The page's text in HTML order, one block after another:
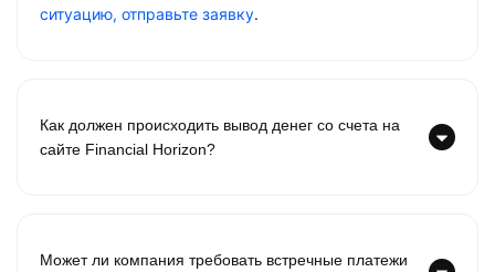
ситуацию, отправьте заявку.
Как должен происходить вывод денег со счета на
сайте Financial Horizon?
Может ли компания требовать встречные платежи